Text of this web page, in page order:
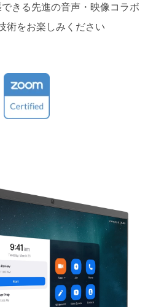
きる先進の音声・映像コラボ
術をお楽しみください